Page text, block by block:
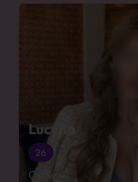
Lucyna
26
Opole